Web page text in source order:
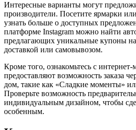
Интересные варианты могут
производители. Посетите ярмарки
узнать больше о доступных
платформе Instagram можно найти
предлагающих уникальные купоны на
доставкой или самовывозом.
Кроме того, ознакомьтесь с
предоставляют возможность заказа
дом, такие как «Сладкие моменты»
Проверьте возможность
индивидуальным дизайном, чтобы
особенным.